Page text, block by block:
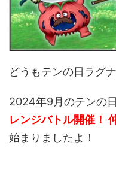
どうもテンの日ラグナ
2024年9月のテンの
レンジバトル開催！
始まりましたよ！